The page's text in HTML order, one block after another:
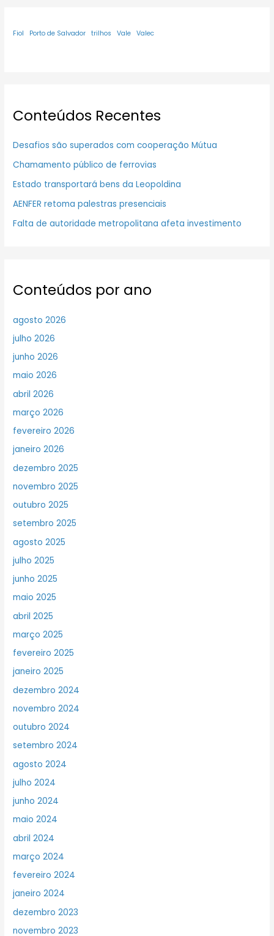
Fiol Porto de Salvador trilhos Vale Valec
Conteúdos Recentes
Desafios são superados com cooperação Mútua
Chamamento público de ferrovias
Estado transportará bens da Leopoldina
AENFER retoma palestras presenciais
Falta de autoridade metropolitana afeta investimento
Conteúdos por ano
agosto 2026
julho 2026
junho 2026
maio 2026
abril 2026
março 2026
fevereiro 2026
janeiro 2026
dezembro 2025
novembro 2025
outubro 2025
setembro 2025
agosto 2025
julho 2025
junho 2025
maio 2025
abril 2025
março 2025
fevereiro 2025
janeiro 2025
dezembro 2024
novembro 2024
outubro 2024
setembro 2024
agosto 2024
julho 2024
junho 2024
maio 2024
abril 2024
março 2024
fevereiro 2024
janeiro 2024
dezembro 2023
novembro 2023